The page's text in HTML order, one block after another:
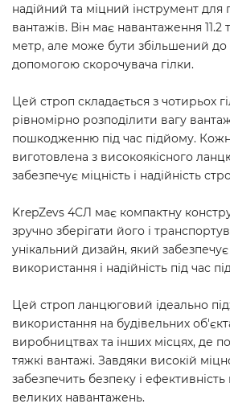
надійний та міцний інструмент для
вантажів. Він має навантаження 11.2
метр, але може бути збільшений до
допомогою скорочувача гілки.
Цей строп складається з чотирьох
рівномірно розподілити вагу
пошкодженню під час підйому.
виготовлена з високоякісного
забезпечує міцність і надійність
KrepZevs 4СЛ має компактну
зручно зберігати його і
унікальний дизайн, який
використання і надійність під час
Цей строп ланцюговий ідеально
використання на будівельних
виробництвах та інших місцях, де
тяжкі вантажі. Завдяки високій
забезпечить безпеку і
великих навантажень.